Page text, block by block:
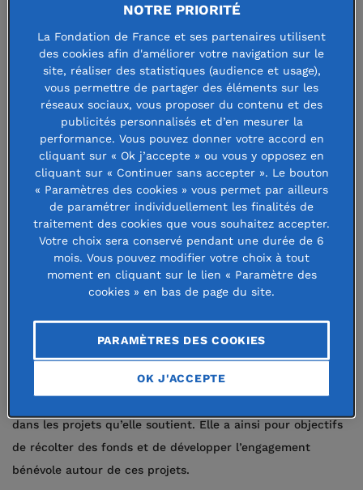
Faire un don à cette fondation
Créée en 2018, abritée par la
Fondation de France, la Fondation
Maintenant a pour vocation de
soutenir des projets innovants
d’intérêt général dans 3 domaines :
Santé
Éducation/Jeunesse
Lien social
Elle se veut une fondation elle-même innovante, offrant
non seulement une aide financière mais cherchant
dans les projets qu’elle soutient. Elle a ainsi pour objectifs
de récolter des fonds et de développer l’engagement
bénévole autour de ces projets.
NOTRE PRIORITÉ
La Fondation de France et ses partenaires utilisent
des cookies afin d'améliorer votre navigation sur le
site, réaliser des statistiques (audience et usage),
vous permettre de partager des éléments sur les
réseaux sociaux, vous proposer du contenu et des
publicités personnalisés et d’en mesurer la
performance. Vous pouvez donner votre accord en
cliquant sur « Ok j’accepte » ou vous y opposez en
cliquant sur « Continuer sans accepter ». Le bouton
« Paramètres des cookies » vous permet par ailleurs
de paramétrer individuellement les finalités de
traitement des cookies que vous souhaitez accepter.
Votre choix sera conservé pendant une durée de 6
mois. Vous pouvez modifier votre choix à tout
moment en cliquant sur le lien « Paramètre des
cookies » en bas de page du site.
PARAMÈTRES DES COOKIES
OK J'ACCEPTE